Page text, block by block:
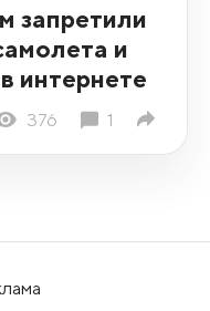
запретили
и
интернете
376 1